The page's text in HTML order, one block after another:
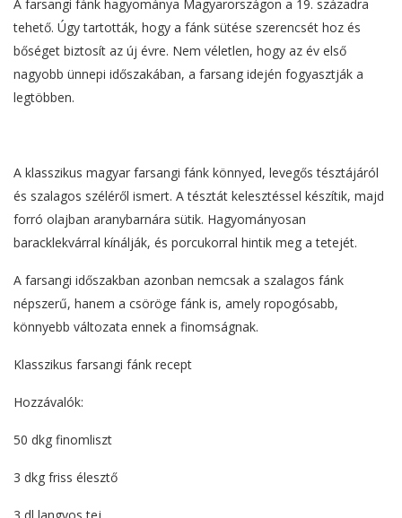
A farsangi fánk hagyománya Magyarországon a 19. századra
tehető. Úgy tartották, hogy a fánk sütése szerencsét hoz és
bőséget biztosít az új évre. Nem véletlen, hogy az év első
nagyobb ünnepi időszakában, a farsang idején fogyasztják a
legtöbben.
A klasszikus magyar farsangi fánk könnyed, levegős tésztájáról
és szalagos széléről ismert. A tésztát kelesztéssel készítik, majd
forró olajban aranybarnára sütik. Hagyományosan
baracklekvárral kínálják, és porcukorral hintik meg a tetejét.
A farsangi időszakban azonban nemcsak a szalagos fánk
népszerű, hanem a csöröge fánk is, amely ropogósabb,
könnyebb változata ennek a finomságnak.
Klasszikus farsangi fánk recept
Hozzávalók:
50 dkg finomliszt
3 dkg friss élesztő
3 dl langyos tej